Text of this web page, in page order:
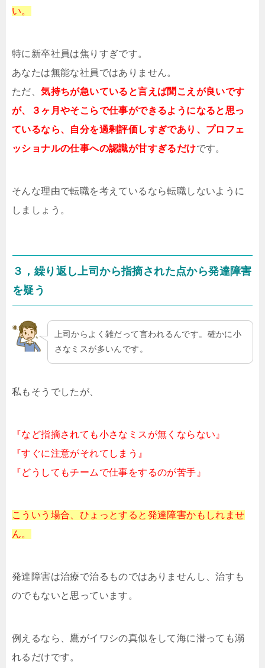
い。
特に新卒社員は焦りすぎです。
あなたは無能な社員ではありません。
ただ、気持ちが急いていると言えば聞こえが良いです
が、３ヶ月やそこらで仕事ができるようになると思っ
ているなら、自分を過剰評価しすぎであり、プロフェ
ッショナルの仕事への認識が甘すぎるだけです。
そんな理由で転職を考えているなら転職しないように
しましょう。
３，繰り返し上司から指摘された点から発達障害
を疑う
上司からよく雑だって言われるんです。確かに小
さなミスが多いんです。
私もそうでしたが、
『など指摘されても小さなミスが無くならない』
『すぐに注意がそれてしまう』
『どうしてもチームで仕事をするのが苦手』
こういう場合、ひょっとすると発達障害かもしれませ
ん。
発達障害は治療で治るものではありませんし、治すも
のでもないと思っています。
例えるなら、鷹がイワシの真似をして海に潜っても溺
れるだけです。